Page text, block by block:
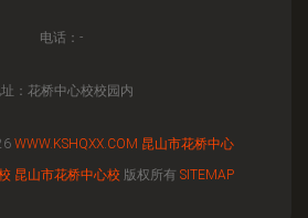
电话：-
：花桥中心校校园内
WWW.KSHQXX.COM 昆山市花桥中心
昆山市花桥中心校版权所有 SITEMAP